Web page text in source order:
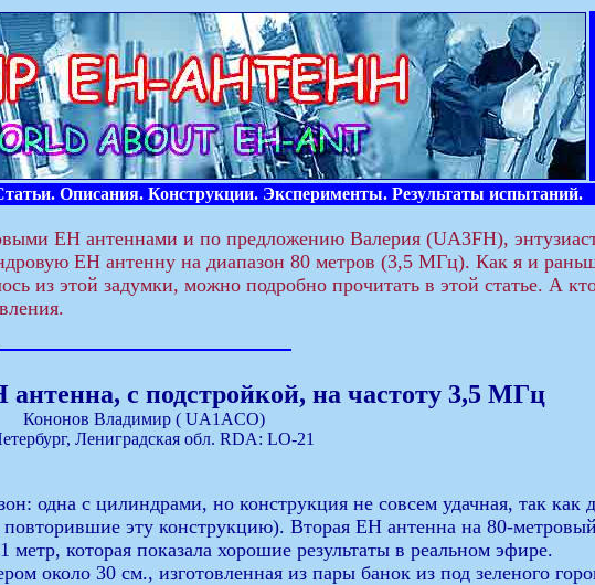
Описания. Конструкции. Эксперименты. Результаты испытаний.
ЕН антеннами и по предложению Валерия (UA3FH),
ЕН антенну на диапазон 80 метров (3,5 МГц). Как я и
из этой задумки, можно подробно прочитать в этой статье. А
с подстройкой, на частоту 3,5 МГц
Кононов Владимир ( UA1ACO)
Лениградская обл. RDA: LO-21
одна с цилиндрами, но конструкция не совсем удачная, так как
эту конструкцию). Вторая ЕН антенна на 80-
которая показала хорошие результаты в реальном эфире.
около 30 см., изготовленная из пары банок из под зеленого